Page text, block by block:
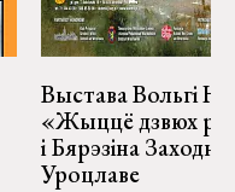
Выстава Вольгі
«Жыццё дзвюх
і Бярэзіна
Уроцлаве